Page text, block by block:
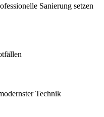
Sanierung setzen
Technik